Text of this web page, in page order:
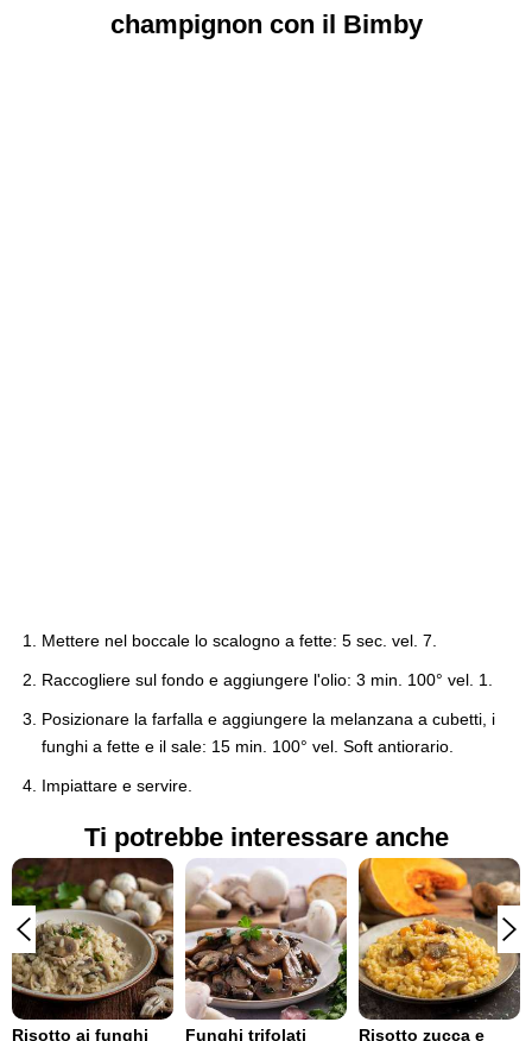
champignon con il Bimby
Mettere nel boccale lo scalogno a fette: 5 sec. vel. 7.
Raccogliere sul fondo e aggiungere l'olio: 3 min. 100° vel. 1.
Posizionare la farfalla e aggiungere la melanzana a cubetti, i
funghi a fette e il sale: 15 min. 100° vel. Soft antiorario.
Impiattare e servire.
Ti potrebbe interessare anche
Risotto ai funghi Funghi trifolati Risotto zucca e